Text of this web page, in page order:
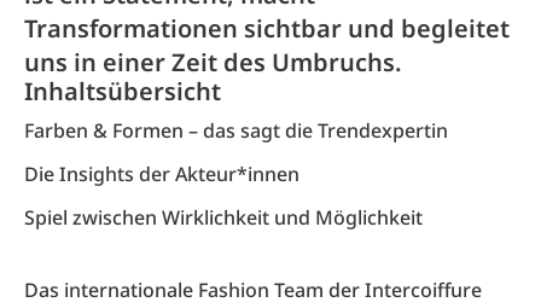
Transformationen sichtbar und begleitet
uns in einer Zeit des Umbruchs.
Inhaltsübersicht
Farben & Formen – das sagt die Trendexpertin
Die Insights der Akteur*innen
Spiel zwischen Wirklichkeit und Möglichkeit
Das internationale Fashion Team der Intercoiffure